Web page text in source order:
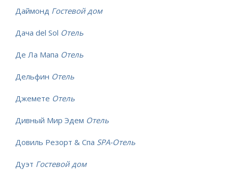
Даймонд Гостевой дом
Дача del Sol Отель
Де Ла Мапа Отель
Дельфин Отель
Джемете Отель
Дивный Мир Эдем Отель
Довиль Резорт & Спа SPA-Отель
Дуэт Гостевой дом